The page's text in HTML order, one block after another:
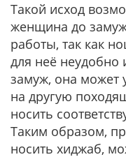
Такой исход
женщина до
работы, так как
для неё
замуж, она может
на другую
носить
Таким образом,
носить хиджаб,